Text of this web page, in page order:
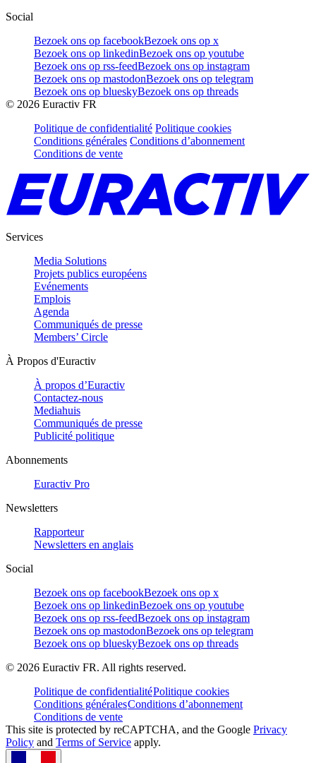
Social
Bezoek ons op facebookBezoek ons op x
Bezoek ons op linkedinBezoek ons op youtube
Bezoek ons op rss-feedBezoek ons op instagram
Bezoek ons op mastodonBezoek ons op telegram
Bezoek ons op blueskyBezoek ons op threads
© 2026 Euractiv FR
Politique de confidentialité Politique cookies
Conditions générales Conditions d’abonnement
Conditions de vente
Services
Media Solutions
Projets publics européens
Evénements
Emplois
Agenda
Communiqués de presse
Members’ Circle
À Propos d'Euractiv
À propos d’Euractiv
Contactez-nous
Mediahuis
Communiqués de presse
Publicité politique
Abonnements
Euractiv Pro
Newsletters
Rapporteur
Newsletters en anglais
Social
Bezoek ons op facebookBezoek ons op x
Bezoek ons op linkedinBezoek ons op youtube
Bezoek ons op rss-feedBezoek ons op instagram
Bezoek ons op mastodonBezoek ons op telegram
Bezoek ons op blueskyBezoek ons op threads
© 2026 Euractiv FR. All rights reserved.
Politique de confidentialitéPolitique cookies
Conditions généralesConditions d’abonnement
Conditions de vente
This site is protected by reCAPTCHA, and the Google Privacy
Policy and Terms of Service apply.